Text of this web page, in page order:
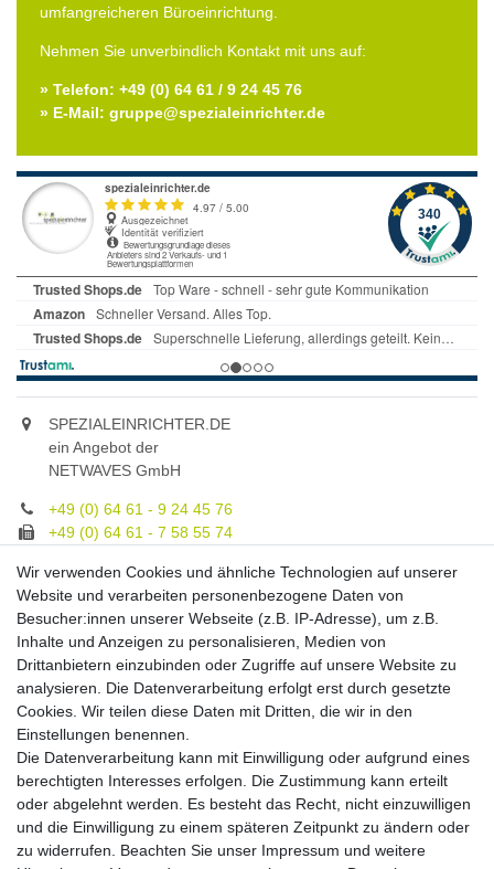
umfangreicheren Büroeinrichtung.
Nehmen Sie unverbindlich Kontakt mit uns auf:
» Telefon: +49 (0) 64 61 / 9 24 45 76
» E-Mail: gruppe@spezialeinrichter.de
SPEZIALEINRICHTER.DE
ein Angebot der
NETWAVES GmbH
+49 (0) 64 61 - 9 24 45 76
+49 (0) 64 61 - 7 58 55 74
Unsere Fachberatung:
Montag - Freitag, 9.00 - 21.00
Zahlungsmöglichkeiten
Versandkosten
Versandarten
Auslandsversand, Hochgebirgs- oder
Insellieferung
Wir verwenden Cookies und ähnliche Technologien auf unserer
Website und verarbeiten personenbezogene Daten von
Besucher:innen unserer Webseite (z.B. IP-Adresse), um z.B.
Inhalte und Anzeigen zu personalisieren, Medien von
Drittanbietern einzubinden oder Zugriffe auf unsere Website zu
analysieren. Die Datenverarbeitung erfolgt erst durch gesetzte
Cookies. Wir teilen diese Daten mit Dritten, die wir in den
Einstellungen benennen.
Die Datenverarbeitung kann mit Einwilligung oder aufgrund eines
berechtigten Interesses erfolgen. Die Zustimmung kann erteilt
oder abgelehnt werden. Es besteht das Recht, nicht einzuwilligen
und die Einwilligung zu einem späteren Zeitpunkt zu ändern oder
zu widerrufen. Beachten Sie unser Impressum und weitere